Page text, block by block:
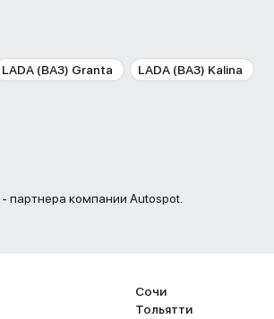
LADA (ВАЗ) Granta LADA (ВАЗ) Kalina
партнера компании Autospot.
Сочи
Тольятти